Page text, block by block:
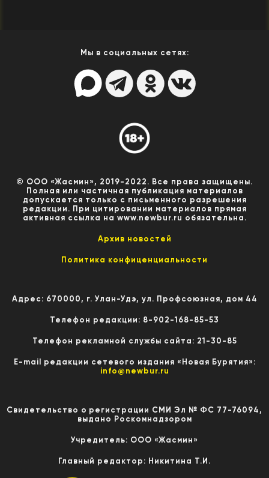
Мы в социальных сетях:
© ООО «Жасмин», 2019-2022. Все права защищены.
Полная или частичная публикация материалов
допускается только с письменного разрешения
редакции. При цитировании материалов прямая
активная ссылка на www.newbur.ru обязательна.
Архив новостей
Политика конфиценциальности
Адрес: 670000, г. Улан-Удэ, ул. Профсоюзная, дом 44
Телефон редакции: 8-902-168-85-53
Телефон рекламной службы сайта: 21-30-85
E-mail редакции сетевого издания «Новая Бурятия»:
info@newbur.ru
Свидетельство о регистрации СМИ Эл № ФС 77-76094,
выдано Роскомнадзором
Учредитель: ООО «Жасмин»
Главный редактор: Никитина Т.И.